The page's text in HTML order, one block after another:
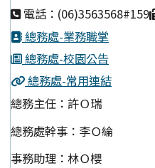
電話：(06)3563568#159
總務處-業務職掌
總務處-校園公告
總務處-常用連結
總務主任：許Ｏ瑞
總務處幹事：李Ｏ綸
事務助理：林Ｏ櫻